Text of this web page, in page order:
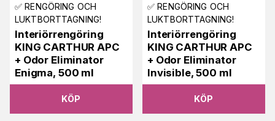
✅ RENGÖRING OCH
LUKTBORTTAGNING!
Interiörrengöring
KING CARTHUR APC
+ Odor Eliminator
Enigma, 500 ml
KÖP
✅ RENGÖRING OCH
LUKTBORTTAGNING!
Interiörrengöring
KING CARTHUR APC
+ Odor Eliminator
Invisible, 500 ml
KÖP